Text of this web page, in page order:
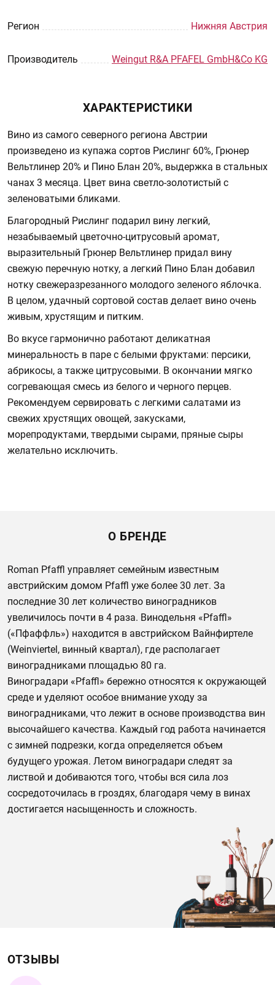
Регион Нижняя Австрия
Производитель Weingut R&A PFAFEL GmbH&Co KG
ХАРАКТЕРИСТИКИ
Вино из самого северного региона Австрии
произведено из купажа сортов Рислинг 60%, Грюнер
Вельтлинер 20% и Пино Блан 20%, выдержка в стальных
чанах 3 месяца. Цвет вина светло-золотистый с
зеленоватыми бликами.
Благородный Рислинг подарил вину легкий,
незабываемый цветочно-цитрусовый аромат,
выразительный Грюнер Вельтлинер придал вину
свежую перечную нотку, а легкий Пино Блан добавил
нотку свежеразрезанного молодого зеленого яблочка.
В целом, удачный сортовой состав делает вино очень
живым, хрустящим и питким.
Во вкусе гармонично работают деликатная
минеральность в паре с белыми фруктами: персики,
абрикосы, а также цитрусовыми. В окончании мягко
согревающая смесь из белого и черного перцев.
Рекомендуем сервировать с легкими салатами из
свежих хрустящих овощей, закусками,
морепродуктами, твердыми сырами, пряные сыры
желательно исключить.
О БРЕНДЕ
Roman Pfaffl управляет семейным известным
австрийским домом Pfaffl уже более 30 лет. За
последние 30 лет количество виноградников
увеличилось почти в 4 раза. Винодельня «Pfaffl»
(«Пфаффль») находится в австрийском Вайнфиртеле
(Weinviertel, винный квартал), где располагает
виноградниками площадью 80 га.
Виноградари «Pfaffl» бережно относятся к окружающей
среде и уделяют особое внимание уходу за
виноградниками, что лежит в основе производства вин
высочайшего качества. Каждый год работа начинается
с зимней подрезки, когда определяется объем
будущего урожая. Летом виноградари следят за
листвой и добиваются того, чтобы вся сила лоз
сосредоточилась в гроздях, благодаря чему в винах
достигается насыщенность и сложность.
ОТЗЫВЫ